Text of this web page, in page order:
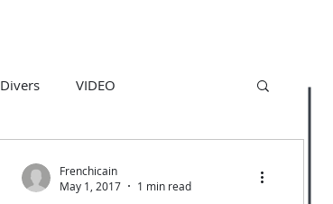
Divers VIDEO
Frenchicain
May 1, 2017
1 min read